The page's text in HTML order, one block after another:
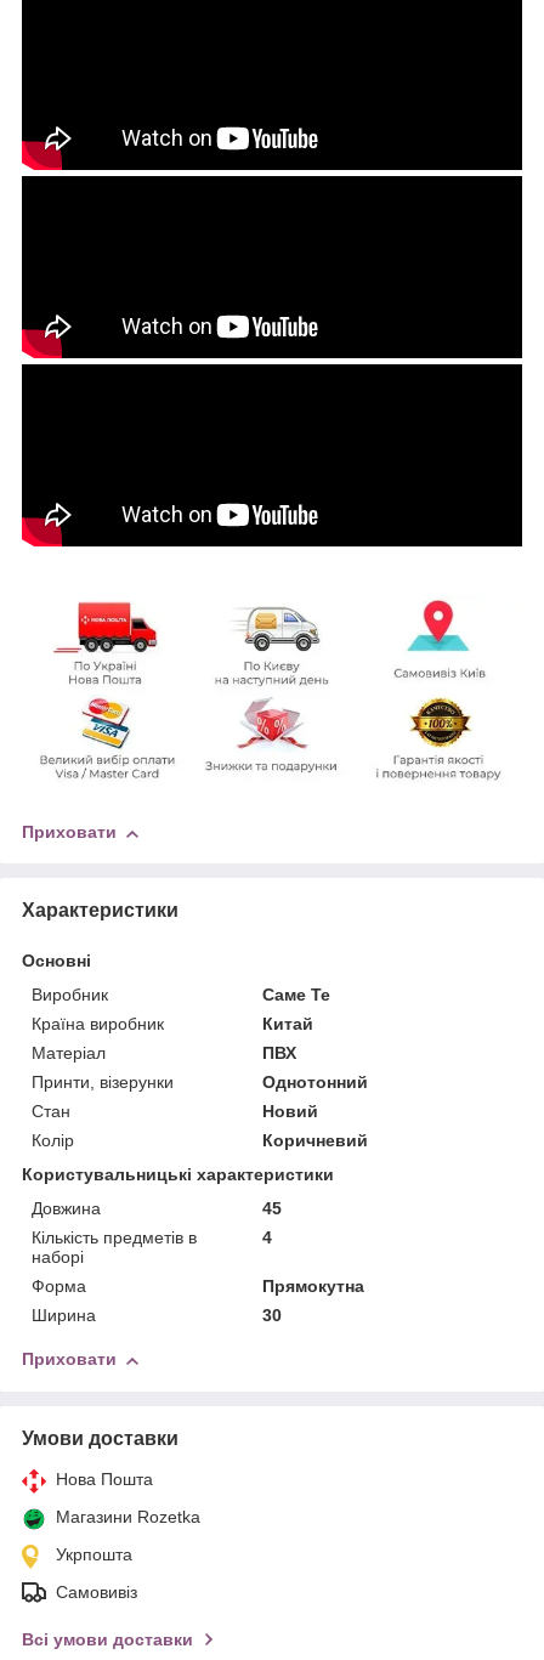
Приховати
Характеристики
Основні
Виробник
Саме Те
Країна виробник
Китай
Матеріал
ПВХ
Принти, візерунки
Однотонний
Стан
Новий
Колір
Коричневий
Користувальницькі характеристики
Довжина
45
Кількість предметів в
наборі
4
Форма
Прямокутна
Ширина
30
Приховати
Умови доставки
Нова Пошта
Магазини Rozetka
Укрпошта
Самовивіз
Всі умови доставки